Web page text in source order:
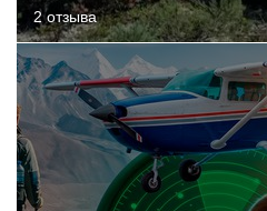
2 отзыва